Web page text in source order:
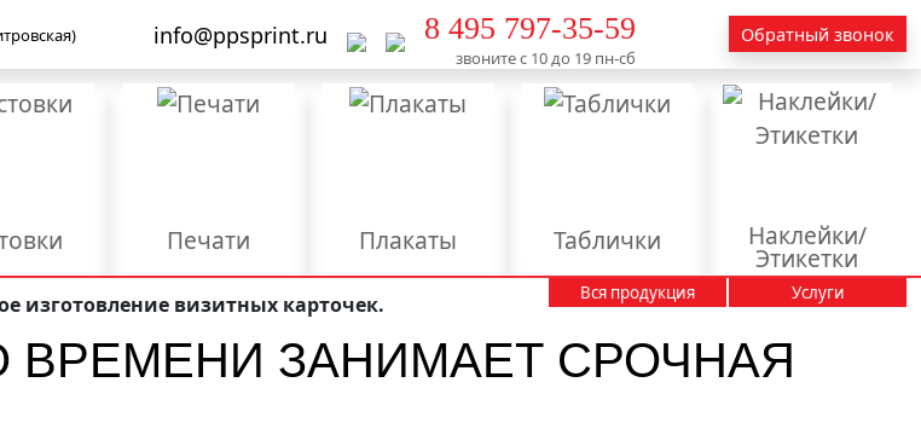
info@ppsprint.ru 8 495 797-35-59
звоните с 10 до 19 пн-сб
Обратный звонок
Печати Плакаты Таблички Наклейки/
Этикетки
Брошюры/Каталоги Вывески Календари
Объемные буквы Пакеты Пластиковые карты
Вся продукция Услуги
изготовление визитных карточек.
ВРЕМЕНИ ЗАНИМАЕТ СРОЧНАЯ